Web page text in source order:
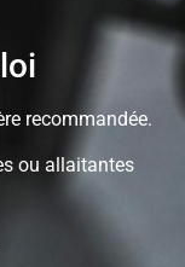
recommandée.
ou allaitantes